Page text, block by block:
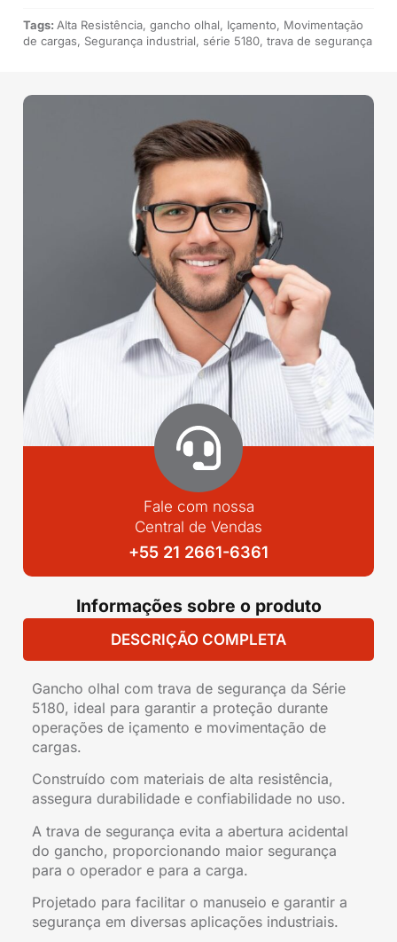
Tags: Alta Resistência, gancho olhal, Içamento, Movimentação
de cargas, Segurança industrial, série 5180, trava de segurança
Fale com nossa
Central de Vendas
+55 21 2661-6361
Informações sobre o produto
DESCRIÇÃO COMPLETA
Gancho olhal com trava de segurança da Série
5180, ideal para garantir a proteção durante
operações de içamento e movimentação de
cargas.
Construído com materiais de alta resistência,
assegura durabilidade e confiabilidade no uso.
A trava de segurança evita a abertura acidental
do gancho, proporcionando maior segurança
para o operador e para a carga.
Projetado para facilitar o manuseio e garantir a
segurança em diversas aplicações industriais.